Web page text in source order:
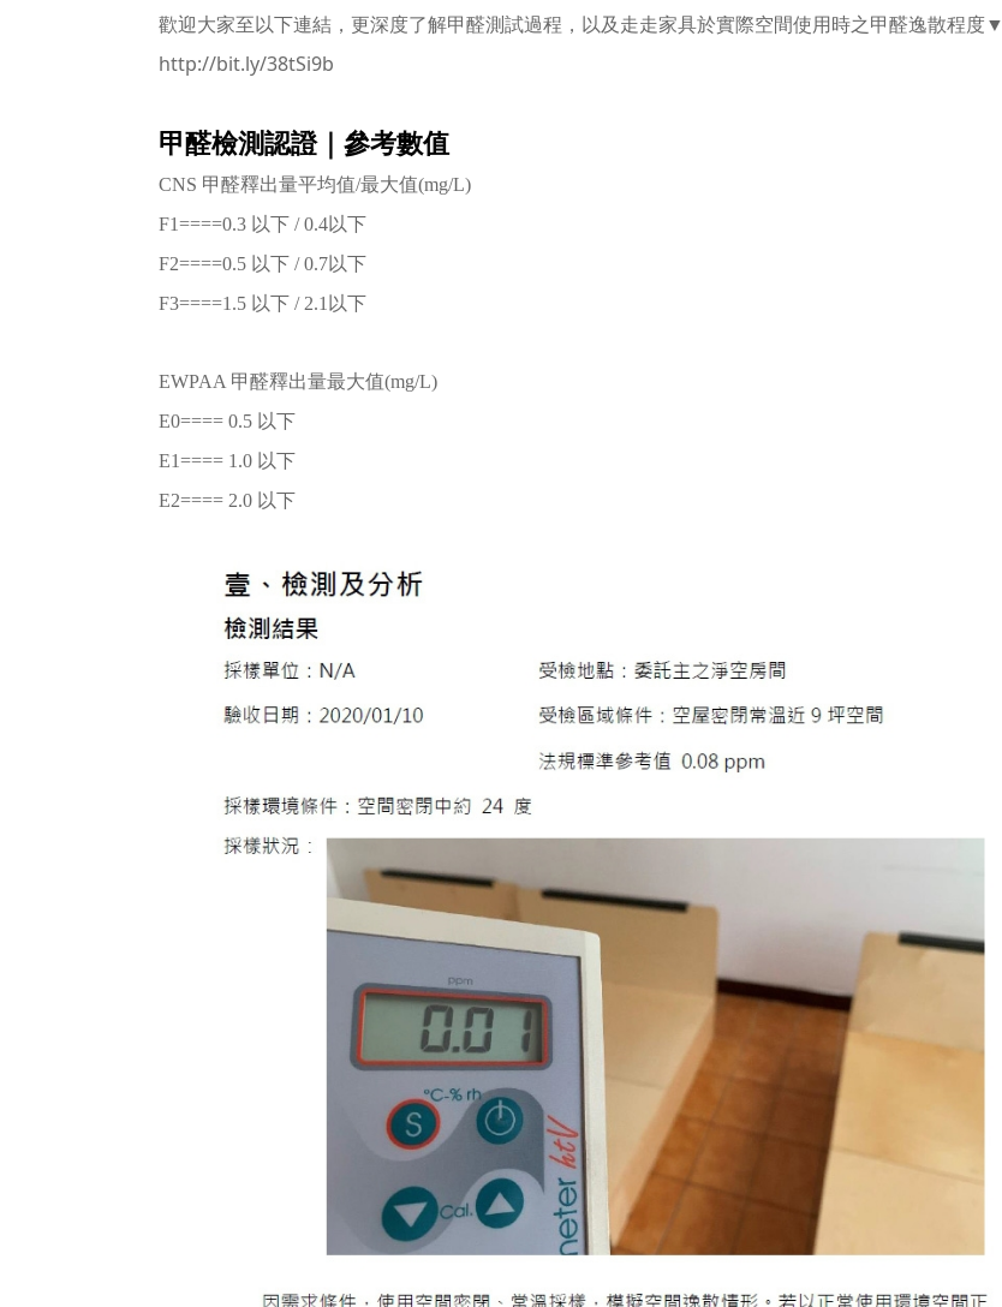
歡迎大家至以下連結，更深度了解甲醛測試過程，以及走走家具於實際空間使用時之甲醛逸散程度▼
http://bit.ly/38tSi9b
甲醛檢測認證｜參考數值
CNS 甲醛釋出量平均值/最大值(mg/L)
F1====0.3 以下 / 0.4以下
F2====0.5 以下 / 0.7以下
F3====1.5 以下 / 2.1以下
EWPAA 甲醛釋出量最大值(mg/L)
E0==== 0.5 以下
E1==== 1.0 以下
E2==== 2.0 以下